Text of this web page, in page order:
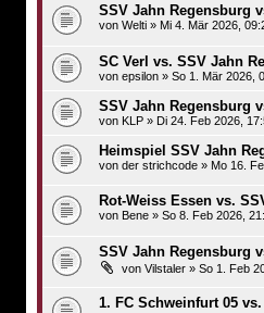
SSV Jahn Regensburg
von Welti» Mi 4. Mär 2026,
SC Verl vs. SSV Jahn
von epsilon» So 1. Mär 2026,
SSV Jahn Regensburg
von KLP» Di 24. Feb 2026,
Heimspiel SSV Jahn
von der strichcode» Mo 16.
Rot-Weiss Essen vs.
von Bene» So 8. Feb 2026,
SSV Jahn Regensburg
von Vilstaler» So 1. Feb
1. FC Schweinfurt 05